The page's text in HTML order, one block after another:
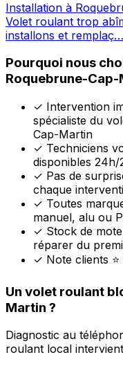
Installation à
Volet roulant trop
installons et remplaç…
Pourquoi nous
Roquebrune-Cap-
✓ Intervention
spécialiste du
Cap-Martin
✓ Techniciens
disponibles
✓ Pas de
chaque
✓ Toutes
manuel, alu ou
✓ Stock de
réparer du
✓ Note clients
Un volet roulant
Martin ?
Diagnostic au
roulant local